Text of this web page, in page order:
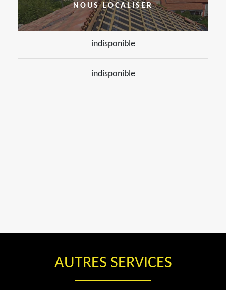
NOUS LOCALISER
indisponible
indisponible
AUTRES SERVICES